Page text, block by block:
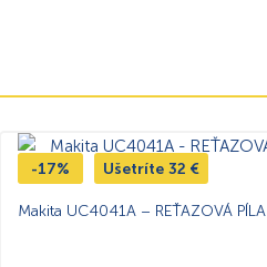
-17% Ušetríte 32 €
Makita UC4041A – REŤAZOVÁ PÍLA